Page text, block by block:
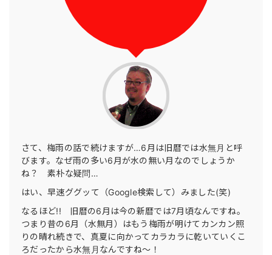
さて、梅雨の話で続けますが…6月は旧暦では水無月と呼
びます。なぜ雨の多い6月が水の無い月なのでしょうか
ね？ 素朴な疑問…
はい、早速ググッて（Google検索して）みました(笑)
なるほど!! 旧暦の6月は今の新暦では7月頃なんですね。
つまり昔の6月（水無月）はもう梅雨が明けてカンカン照
りの晴れ続きで、真夏に向かってカラカラに乾いていくこ
ろだったから水無月なんですね〜！